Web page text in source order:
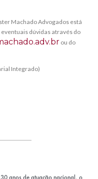
Machado Advogados está
dúvidas através do
ou do
Integrado)